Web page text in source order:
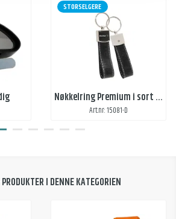
STORSELGERE
Nøkkelring Premium i sort lær med domedekal og preg 2 sider
Art.nr: 15081-D
I DENNE KATEGORIEN